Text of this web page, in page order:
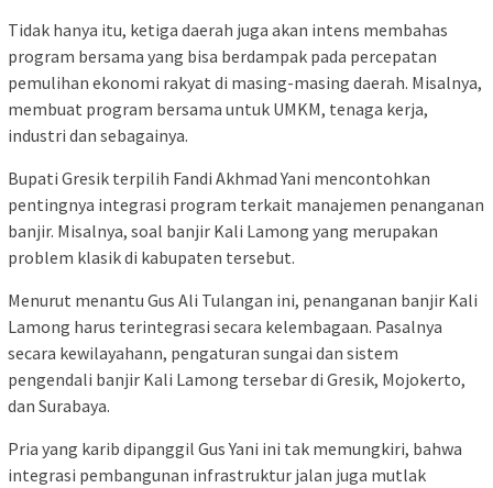
Tidak hanya itu, ketiga daerah juga akan intens membahas
program bersama yang bisa berdampak pada percepatan
pemulihan ekonomi rakyat di masing-masing daerah. Misalnya,
membuat program bersama untuk UMKM, tenaga kerja,
industri dan sebagainya.
Bupati Gresik terpilih Fandi Akhmad Yani mencontohkan
pentingnya integrasi program terkait manajemen penanganan
banjir. Misalnya, soal banjir Kali Lamong yang merupakan
problem klasik di kabupaten tersebut.
Menurut menantu Gus Ali Tulangan ini, penanganan banjir Kali
Lamong harus terintegrasi secara kelembagaan. Pasalnya
secara kewilayahann, pengaturan sungai dan sistem
pengendali banjir Kali Lamong tersebar di Gresik, Mojokerto,
dan Surabaya.
Pria yang karib dipanggil Gus Yani ini tak memungkiri, bahwa
integrasi pembangunan infrastruktur jalan juga mutlak